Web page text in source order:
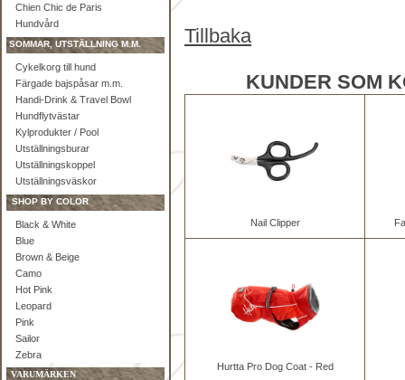
Chien Chic de Paris
Hundvård
SOMMAR, UTSTÄLLNING M.M.
Cykelkorg till hund
Färgade bajspåsar m.m.
Handi-Drink & Travel Bowl
Hundflytvästar
Kylprodukter / Pool
Utställningsburar
Utställningskoppel
Utställningsväskor
SHOP BY COLOR
Black & White
Blue
Brown & Beige
Camo
Hot Pink
Leopard
Pink
Sailor
Zebra
VARUMÄRKEN
Tillbaka
KUNDER SOM
Nail Clipper
Hurtta Pro Dog Coat - Red